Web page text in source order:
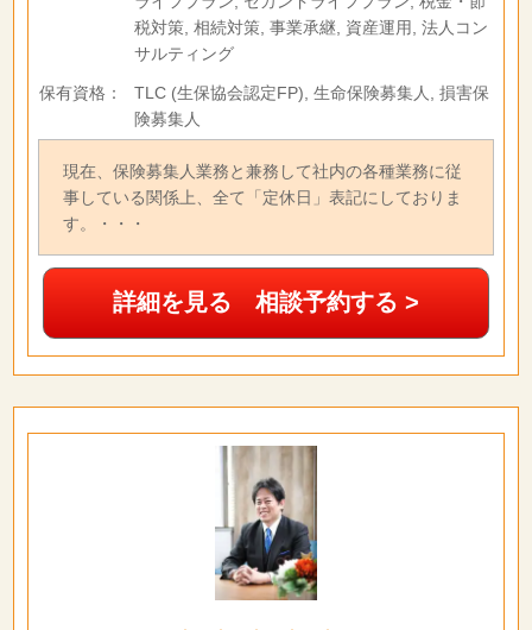
税対策, 相続対策, 事業承継, 資産運用, 法人コン
サルティング
保有資格：
TLC (生保協会認定FP), 生命保険募集人, 損害保
険募集人
現在、保険募集人業務と兼務して社内の各種業務に従
事している関係上、全て「定休日」表記にしておりま
す。・・・
詳細を見る 相談予約する >